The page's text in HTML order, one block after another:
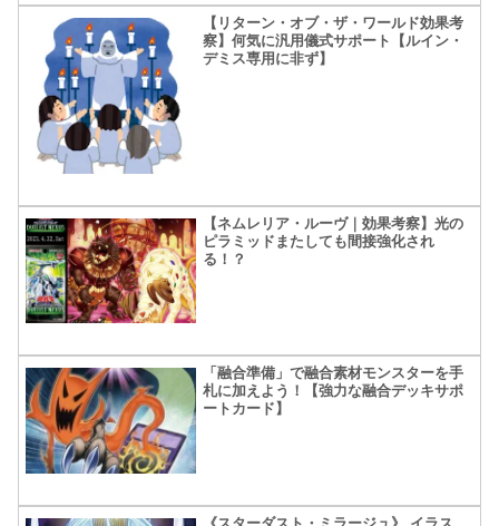
【リターン・オブ・ザ・ワールド効果考
察】何気に汎用儀式サポート【ルイン・
デミス専用に非ず】
【ネムレリア・ルーヴ｜効果考察】光の
ピラミッドまたしても間接強化され
る！？
「融合準備」で融合素材モンスターを手
札に加えよう！【強力な融合デッキサポ
ートカード】